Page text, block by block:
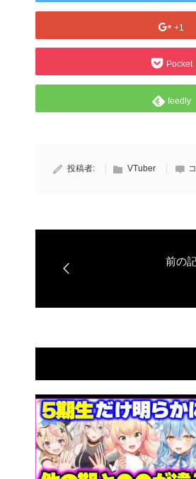
+1
Pocket
feedly
投稿者: VTuber